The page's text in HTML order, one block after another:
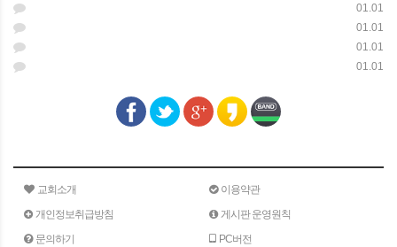
01.01
01.01
01.01
01.01
교회소개
이용약관
개인정보취급방침
게시판 운영원칙
문의하기
PC버전